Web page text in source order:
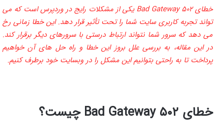
خطای ۵۰۲ Bad Gateway یکی از مشکلات رایج در وردپرس است که می‌
تواند تجربه کاربری سایت شما را تحت تأثیر قرار دهد. این خطا زمانی رخ
می‌ دهد که سرور شما نتواند ارتباط درستی با سرورهای دیگر برقرار کند.
در این مقاله، به بررسی علل بروز این خطا و راه‌ حل‌ های آن خواهیم
پرداخت تا به راحتی بتوانیم این مشکل را در وبسایت خود برطرف کنیم.
خطای ۵۰۲ Bad Gateway چیست؟